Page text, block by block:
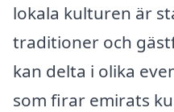
lokala kulturen är
traditioner och
kan delta i olika
som firar emirats